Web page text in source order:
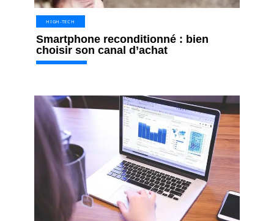
HIGH-TECH
Smartphone reconditionné : bien
choisir son canal d’achat